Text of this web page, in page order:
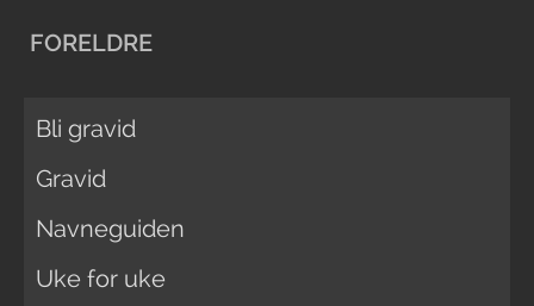
FORELDRE
Bli gravid
Gravid
Navneguiden
Uke for uke